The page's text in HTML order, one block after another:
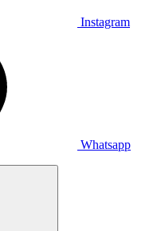
Instagram
Whatsapp